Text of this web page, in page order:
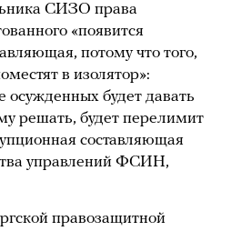
СИЗО права
«появится
потому что того,
в изолятор»:
осужденных будет давать
решать, будет перелимит
составляющая
управлений ФСИН,
правозащитной